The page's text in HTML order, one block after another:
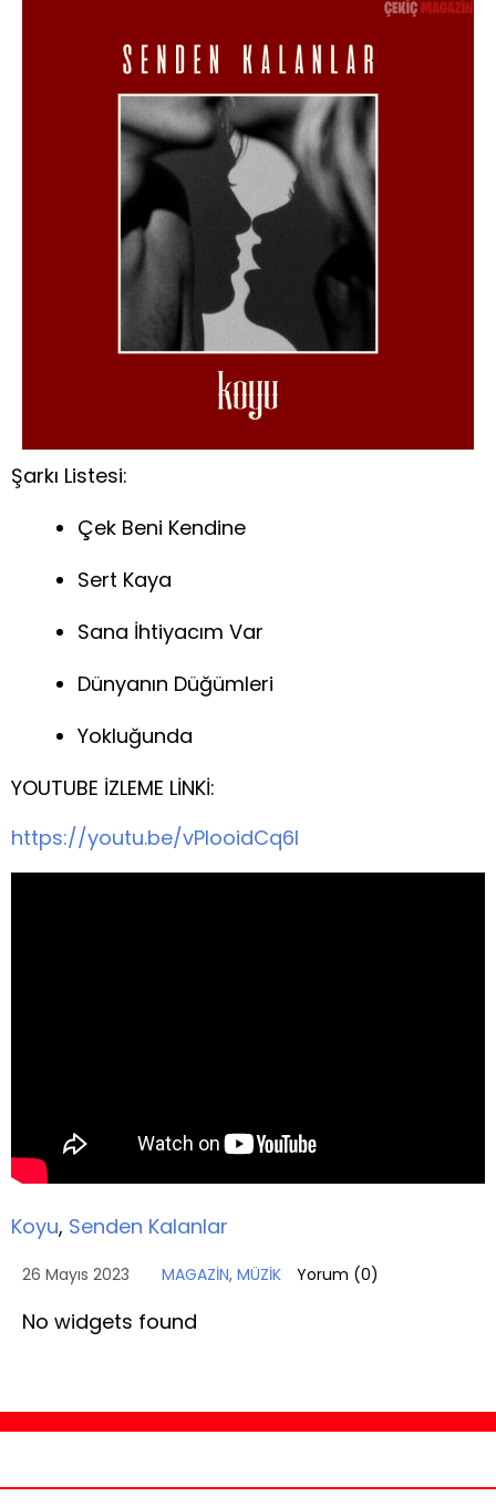
Şarkı Listesi:
Çek Beni Kendine
Sert Kaya
Sana İhtiyacım Var
Dünyanın Düğümleri
Yokluğunda
YOUTUBE İZLEME LİNKİ:
https://youtu.be/vPIooidCq6I
Koyu, Senden Kalanlar
26 Mayıs 2023 MAGAZİN, MÜZİK Yorum (0)
No widgets found